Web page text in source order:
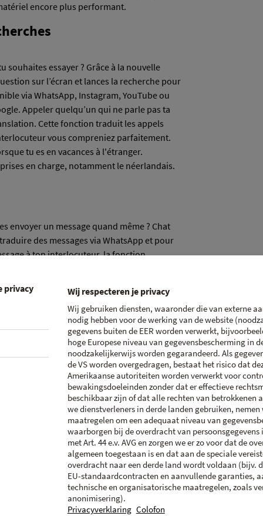
encore plus performant.
souhaites essayer ? Grâce à la nouvelle
sur l’écran et lances la recherche pour
via WhatsApp, Instagram, YouTube ou
Appeler quelqu’un qui ne parle pas ta
Cette fonction traduit les appels
vous compreniez parfaitement.
tu es en vacances à l'étranger.
en charge, notamment le néerlandais.
envoyer un message quand même ? Chat
des messages via WhatsApp et pour
à ton interlocuteur, la fonction
d'une conversation professionnelle à une
pratique : Note Assist*. Fini le bloc-
des notes lors d'une réunion de
automatique te permet de nettoyer
doigts
de la capture d'images. En effet, le S24 Ultra
Tu profiteras ainsi de photos et de
même lorsque la nuit tombe. En effet, ce
et Space Zoom. Le triple zoom optique
détails. Une fois la photo prise, tu
photo* qui te permet de modifier tes
indésirables avec l'effaceur d'objets et tu
La retouche de photo devient un vrai jeu
privacy Wij respecteren je privacy
Wij gebruiken diensten, waaronder die van externe
nodig hebben voor de werking van de website
gegevens buiten de EER worden verwerkt,
hoge Europese niveau van gegevensbescherming in
noodzakelijkerwijs worden gegarandeerd. Als
de VS worden overgedragen, bestaat het risico dat
Amerikaanse autoriteiten worden verwerkt voor
bewakingsdoeleinden zonder dat er effectieve
beschikbaar zijn of dat alle rechten van betrokkenen
we dienstverleners in derde landen gebruiken,
maatregelen om een adequaat niveau van
waarborgen bij de overdracht van persoonsgegevens
met Art. 44 e.v. AVG en zorgen we er zo voor dat de
algemeen toegestaan is en dat aan de speciale
overdracht naar een derde land wordt voldaan (bijv.
EU-standaardcontracten en aanvullende garanties,
technische en organisatorische maatregelen, zoals
anonimisering).
Privacyverklaring Colofon